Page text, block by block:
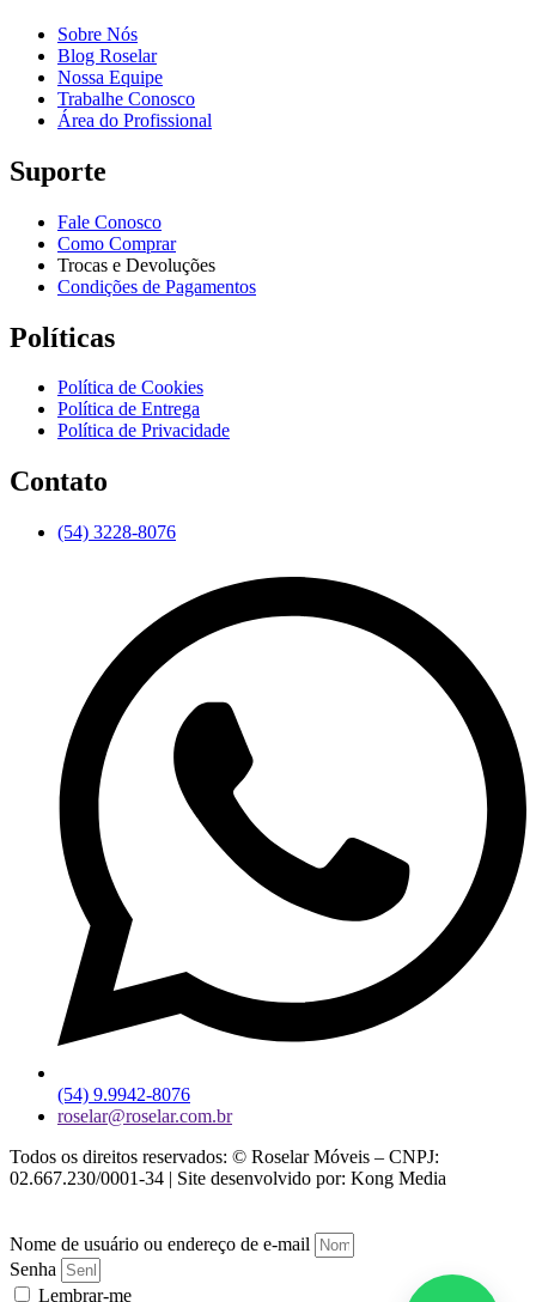
Sobre Nós
Blog Roselar
Nossa Equipe
Trabalhe Conosco
Área do Profissional
Suporte
Fale Conosco
Como Comprar
Trocas e Devoluções
Condições de Pagamentos
Políticas
Política de Cookies
Política de Entrega
Política de Privacidade
Contato
(54) 3228-8076
(54) 9.9942-8076
roselar@roselar.com.br
Todos os direitos reservados: © Roselar Móveis – CNPJ:
02.667.230/0001-34 | Site desenvolvido por: Kong Media
Nome de usuário ou endereço de e-mail
Senha
Lembrar-me